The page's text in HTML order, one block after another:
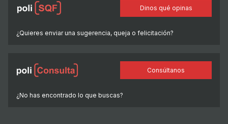
¿Quieres enviar una sugerencia, queja o felicitación?
Dinos qué opinas
¿No has encontrado lo que buscas?
Consúltanos